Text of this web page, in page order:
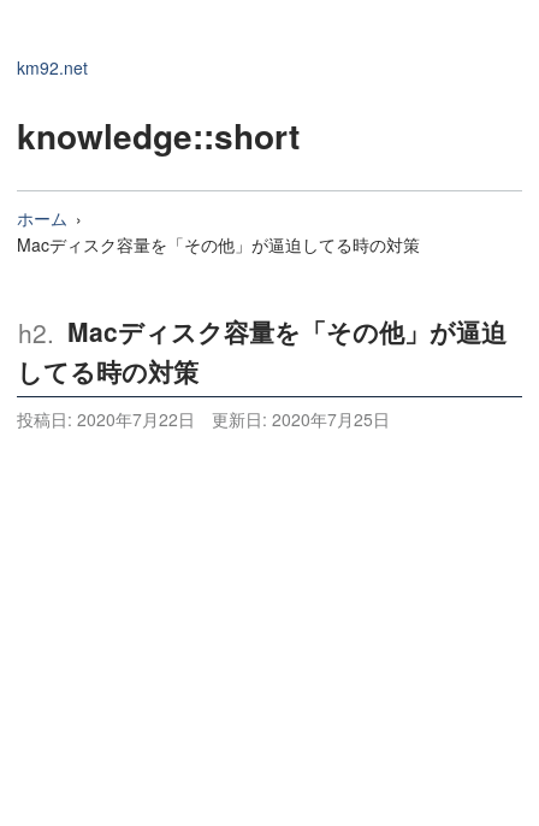
km92.net
knowledge::short
ホーム
Macディスク容量を「その他」が逼迫してる時の対策
Macディスク容量を「その他」が逼迫
してる時の対策
投稿日: 2020年7月22日 更新日: 2020年7月25日